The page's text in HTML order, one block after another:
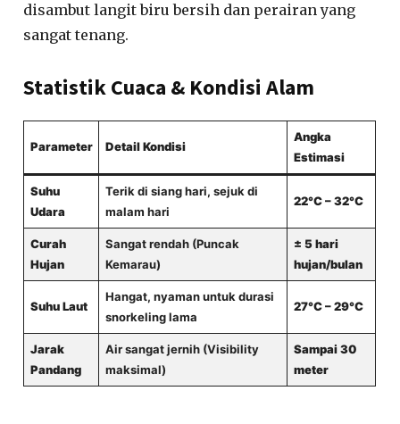
disambut langit biru bersih dan perairan yang
sangat tenang.
Statistik Cuaca & Kondisi Alam
Parameter Detail Kondisi
Angka
Estimasi
Suhu
Udara
Terik di siang hari, sejuk di
malam hari
22°C – 32°C
Curah
Hujan
Sangat rendah (Puncak
Kemarau)
± 5 hari
hujan/bulan
Suhu Laut
Hangat, nyaman untuk durasi
snorkeling lama
27°C – 29°C
Jarak
Pandang
Air sangat jernih (Visibility
maksimal)
Sampai 30
meter